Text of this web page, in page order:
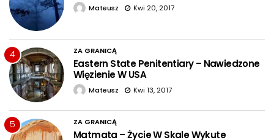
Mateusz Kwi 20, 2017
4 ZA GRANICĄ
Eastern State Penitentiary – Nawiedzone
Więzienie W USA
Mateusz Kwi 13, 2017
5 ZA GRANICĄ
Matmata – Życie W Skale Wykute